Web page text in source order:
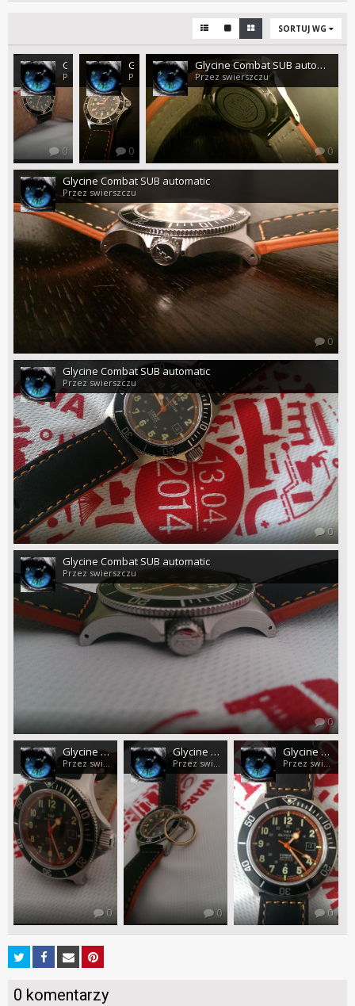
SORTUJ WG
0 0
Glycine Combat SUB automatic
Przez swierszczu
0
Glycine Combat SUB automatic
Przez swierszczu
0
Glycine Combat SUB automatic
Przez swierszczu
0
Glycine Combat SUB automatic
Przez swierszczu
0
Glycine Combat SUB automatic
Przez swierszczu
0
Glycine Combat SUB automatic
Przez swierszczu
0
Glycine Combat SUB automatic
Przez swierszczu
0
0 komentarzy